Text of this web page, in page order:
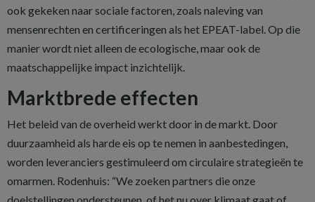
ook gekeken naar sociale factoren, zoals naleving van
mensenrechten en certificeringen als het EPEAT-label. Op die
manier wordt niet alleen de ecologische, maar ook de
maatschappelijke impact inzichtelijk.
Marktbrede effecten
Het beleid van de overheid werkt door in de markt. Door
duurzaamheid als harde eis op te nemen in aanbestedingen,
worden leveranciers gestimuleerd om circulaire strategieën te
omarmen. Rodenhuis: “We zoeken partners die onze
doelstellingen ondersteunen, of het nu over klimaat gaat of